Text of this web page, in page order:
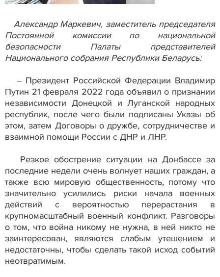
Александр Маркевич, заместитель председателя
Постоянной комиссии по национальной
безопасности Палаты представителей
Национального собрания Республики Беларусь:
– Президент Российской Федерации Владимир
Путин 21 февраля 2022 года объявил о признании
независимости Донецкой и Луганской народных
республик, после чего были подписаны Указы об
этом, затем Договоры о дружбе, сотрудничестве и
взаимной помощи России с ДНР и ЛНР.
Резкое обострение ситуации на Донбассе за
последние недели очень волнует наших граждан, а
также всю мировую общественность, потому что
значительно усилились риски начала военных
действий с вероятностью перерастания в
крупномасштабный военный конфликт. Разговоры
о том, что война никому не нужна, в ней никто не
заинтересован, являются слабым утешением и
недостаточны, чтобы сделать такой исход событий
неотвратимым.